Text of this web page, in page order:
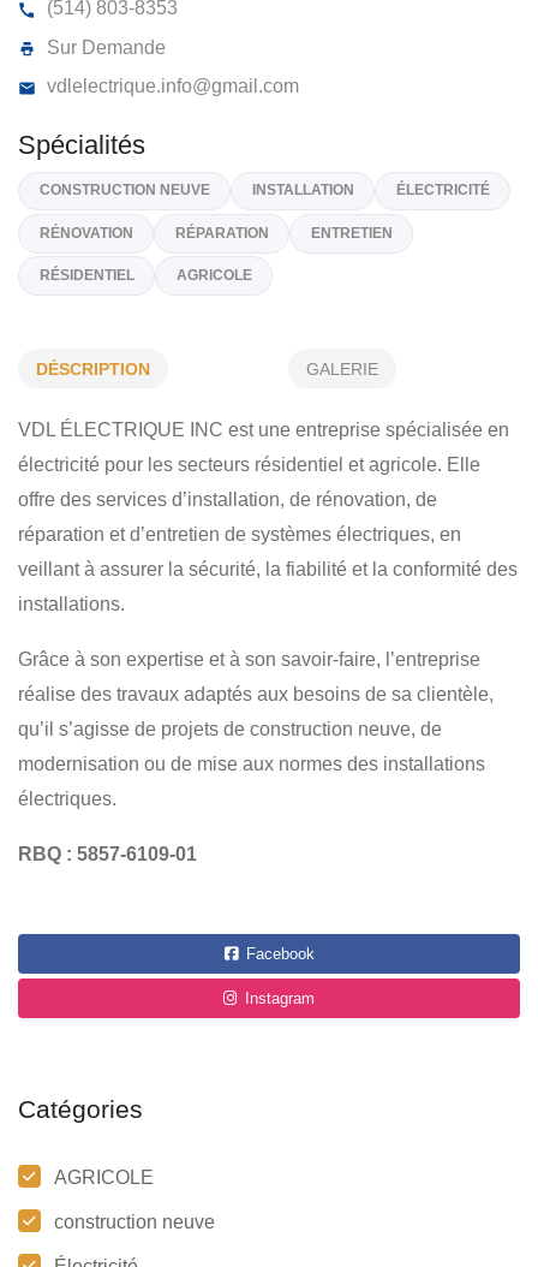
2951, Rue Johanne, Sainte-Julienne
J0K 2T0
(514) 803-8353
Sur Demande
Spécialités
CONSTRUCTION NEUVE INSTALLATION ÉLECTRICITÉ
RÉNOVATION RÉPARATION ENTRETIEN
DÉSCRIPTION GALERIE
VDL ÉLECTRIQUE INC est une entreprise spécialisée en
électricité pour les secteurs résidentiel et agricole. Elle
offre des services d’installation, de rénovation, de
réparation et d’entretien de systèmes électriques, en
veillant à assurer la sécurité, la fiabilité et la conformité des
installations.
Grâce à son expertise et à son savoir-faire, l’entreprise
réalise des travaux adaptés aux besoins de sa clientèle,
qu’il s’agisse de projets de construction neuve, de
modernisation ou de mise aux normes des installations
électriques.
RBQ : 5857-6109-01
Facebook
Instagram
Catégories
AGRICOLE
construction neuve